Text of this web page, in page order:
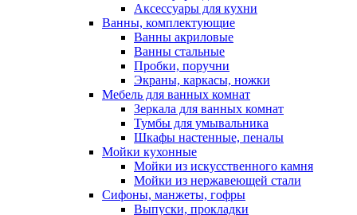
Аксессуары для кухни
Ванны, комплектующие
Ванны акриловые
Ванны стальные
Пробки, поручни
Экраны, каркасы, ножки
Мебель для ванных комнат
Зеркала для ванных комнат
Тумбы для умывальника
Шкафы настенные, пеналы
Мойки кухонные
Мойки из искусственного камня
Мойки из нержавеющей стали
Сифоны, манжеты, гофры
Выпуски, прокладки